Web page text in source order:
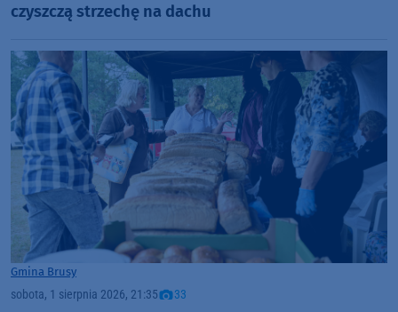
czyszczą strzechę na dachu
Gmina Brusy
sobota, 1 sierpnia 2026, 21:35 33